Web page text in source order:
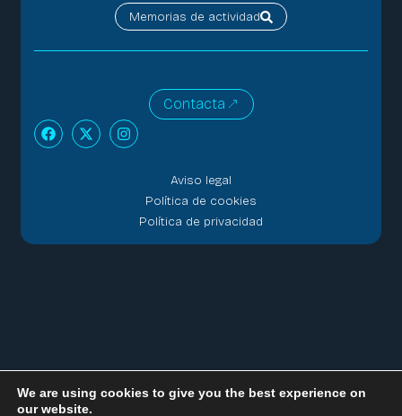
Memorias de actividad
Contacta
Aviso legal
Política de cookies
Política de privacidad
We are using cookies to give you the best experience on
our website.